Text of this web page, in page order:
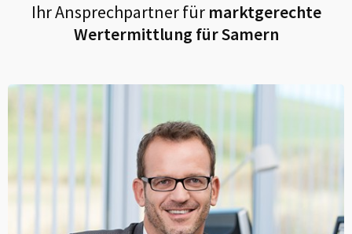
Ihr Ansprechpartner fürmarktgerechte
Wertermittlung fürSamern